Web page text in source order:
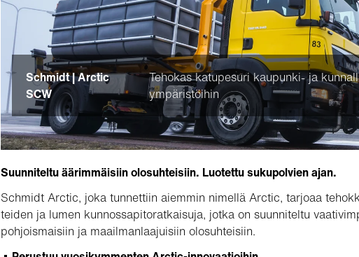
Schmidt | Arctic
SCW
Tehokas katupesuri kaupunki- ja
ympäristöihin
Suunniteltu äärimmäisiin olosuhteisiin. Luotettu sukupolvien ajan.
Schmidt Arctic, joka tunnettiin aiemmin nimellä Arctic, tarjoaa
teiden ja lumen kunnossapitoratkaisuja, jotka on suunniteltu
pohjoismaisiin ja maailmanlaajuisiin olosuhteisiin.